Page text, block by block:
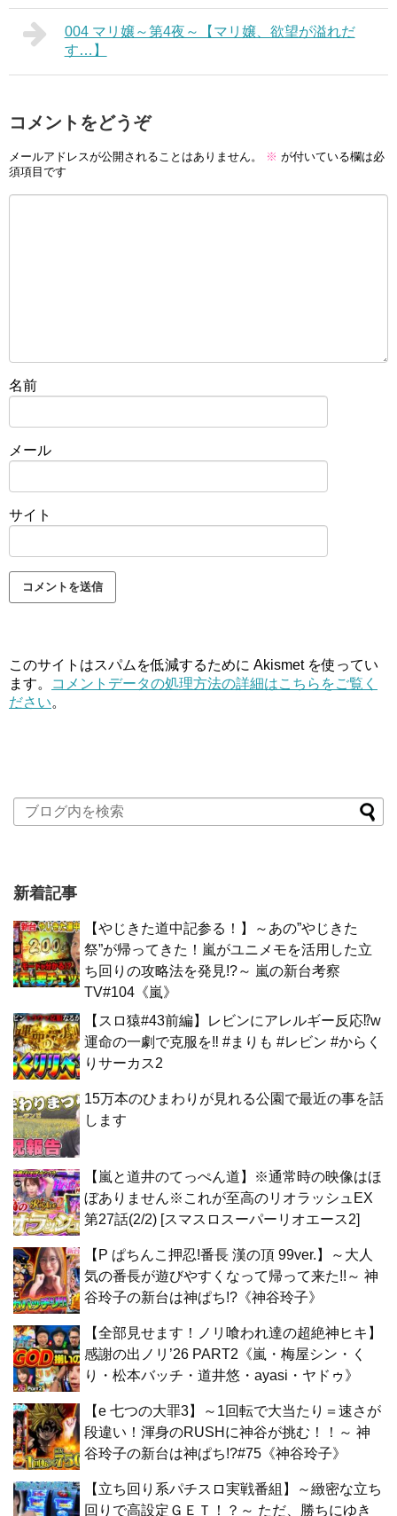
004 マリ嬢～第4夜～【マリ嬢、欲望が溢れだ
す…】
コメントをどうぞ
メールアドレスが公開されることはありません。 ※ が付いている欄は必
須項目です
名前
メール
サイト
このサイトはスパムを低減するために Akismet を使ってい
ます。
コメントデータの処理方法の詳細はこちらをご覧く
ださい。
新着記事
【やじきた道中記参る！】～あの”やじきた
祭”が帰ってきた！嵐がユニメモを活用した立
ち回りの攻略法を発見!?～ 嵐の新台考察
TV#104《嵐》
【スロ猿#43前編】レビンにアレルギー反応⁉w
運命の一劇で克服を‼ #まりも #レビン #からく
りサーカス2
15万本のひまわりが見れる公園で最近の事を話
します
【嵐と道井のてっぺん道】※通常時の映像はほ
ぼありません※これが至高のリオラッシュEX
第27話(2/2) [スマスロスーパーリオエース2]
【P ぱちんこ押忍!番長 漢の頂 99ver.】～大人
気の番長が遊びやすくなって帰って来た!!～ 神
谷玲子の新台は神ぱち!?《神谷玲子》
【全部見せます！ノリ喰われ達の超絶神ヒキ】
感謝の出ノリ’26 PART2《嵐・梅屋シン・く
り・松本バッチ・道井悠・ayasi・ヤドゥ》
【e 七つの大罪3】～1回転で大当たり＝速さが
段違い！渾身のRUSHに神谷が挑む！！～ 神
谷玲子の新台は神ぱち!?#75《神谷玲子》
【立ち回り系パチスロ実戦番組】～緻密な立ち
回りで高設定ＧＥＴ！？～ ただ、勝ちにゆき